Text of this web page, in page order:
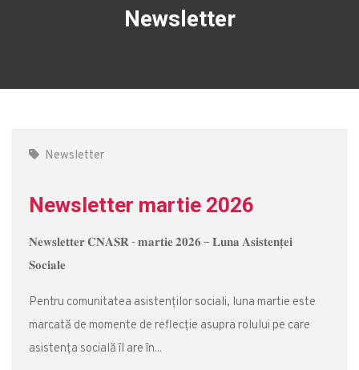
Newsletter
Newsletter
Newsletter martie 2026
𝐍𝐞𝐰𝐬𝐥𝐞𝐭𝐭𝐞𝐫 𝐂𝐍𝐀𝐒𝐑 - 𝐦𝐚𝐫𝐭𝐢𝐞 𝟐𝟎𝟐𝟔 – 𝐋𝐮𝐧𝐚 𝐀𝐬𝐢𝐬𝐭𝐞𝐧𝐭̦𝐞𝐢
𝐒𝐨𝐜𝐢𝐚𝐥𝐞
Pentru comunitatea asistenților sociali, luna martie este
marcată de momente de reflecție asupra rolului pe care
asistența socială îl are în...